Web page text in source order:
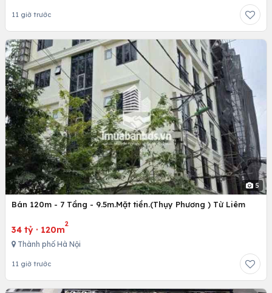
11 giờ trước
5
Bán 120m - 7 Tầng - 9.5m.Mặt tiền.(Thụy Phương ) Từ Liêm
34 tỷ · 120m
2
Thành phố Hà Nội
11 giờ trước